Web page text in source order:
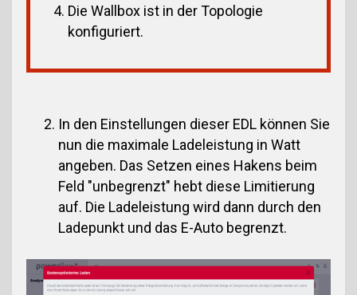
Die Wallbox ist in der Topologie
konfiguriert.
In den Einstellungen dieser EDL können Sie
nun die maximale Ladeleistung in Watt
angeben. Das Setzen eines Hakens beim
Feld "unbegrenzt" hebt diese Limitierung
auf. Die Ladeleistung wird dann durch den
Ladepunkt und das E-Auto begrenzt.